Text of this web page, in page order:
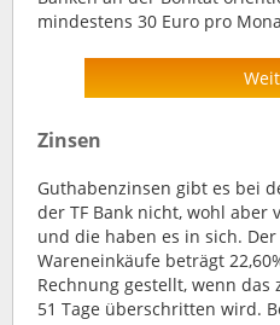
mindestens 30 Euro pro
Zinsen
Guthabenzinsen gibt es bei
der TF Bank nicht, wohl aber
und die haben es in sich.
Wareneinkäufe beträgt
Rechnung gestellt, wenn
51 Tage überschritten wird.